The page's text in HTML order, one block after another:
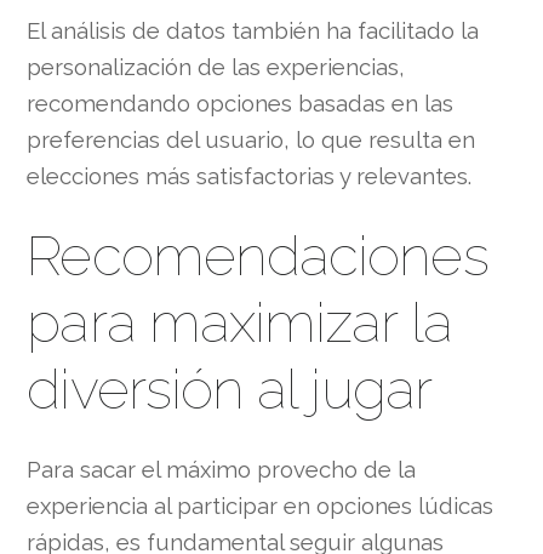
El análisis de datos también ha facilitado la
personalización de las experiencias,
recomendando opciones basadas en las
preferencias del usuario, lo que resulta en
elecciones más satisfactorias y relevantes.
Recomendaciones
para maximizar la
diversión al jugar
Para sacar el máximo provecho de la
experiencia al participar en opciones lúdicas
rápidas, es fundamental seguir algunas